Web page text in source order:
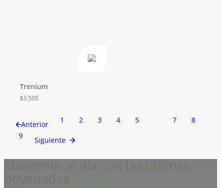
Trenium
$3.500
Anterior 1 2 3 4 5 7
8
9
Siguiente